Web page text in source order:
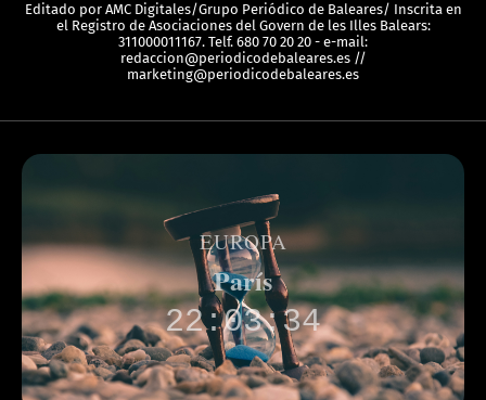
Editado por AMC Digitales/Grupo Periódico de Baleares/ Inscrita en
el Registro de Asociaciones del Govern de les Illes Balears:
311000011167. Telf. 680 70 20 20 - e-mail:
redaccion@periodicodebaleares.es //
marketing@periodicodebaleares.es
EUROPA
París
22:03:34